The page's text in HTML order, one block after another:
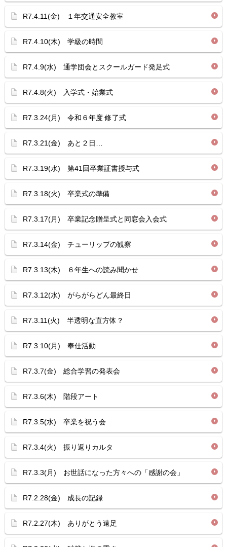
R7.4.11(金) １年交通安全教室
R7.4.10(木) 学級の時間
R7.4.9(水) 通学団会とスクールガード発足式
R7.4.8(火) 入学式・始業式
R7.3.24(月) 令和６年度 修了式
R7.3.21(金) あと２日…
R7.3.19(水) 第41回卒業証書授与式
R7.3.18(火) 卒業式の準備
R7.3.17(月) 卒業記念贈呈式と同窓会入会式
R7.3.14(金) チューリップの観察
R7.3.13(木) ６年生への読み聞かせ
R7.3.12(水) がらがらどん最終日
R7.3.11(火) 半透明な直方体？
R7.3.10(月) 奉仕活動
R7.3.7(金) 総合学習の発表会
R7.3.6(木) 階段アート
R7.3.5(水) 卒業を祝う会
R7.3.4(火) 振り返りカルタ
R7.3.3(月) お世話になった方々への「感謝の会」
R7.2.28(金) 成長の記録
R7.2.27(木) ありがとう遠足